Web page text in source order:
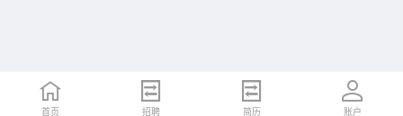
首页 招聘 简历 账户